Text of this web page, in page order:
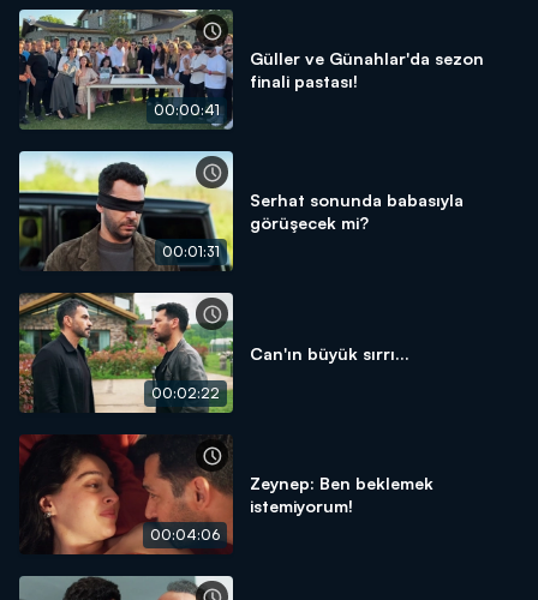
00:00:41
Güller ve Günahlar'da sezon
finali pastası!
00:01:31
Serhat sonunda babasıyla
görüşecek mi?
00:02:22
Can'ın büyük sırrı...
00:04:06
Zeynep: Ben beklemek
istemiyorum!